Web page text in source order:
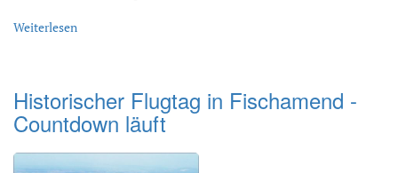
Weiterlesen
Historischer Flugtag in Fischamend -
Countdown läuft